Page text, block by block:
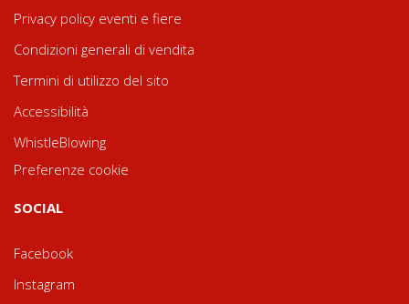
Privacy policy eventi e fiere
Condizioni generali di vendita
Termini di utilizzo del sito
Accessibilità
WhistleBlowing
Preferenze cookie
SOCIAL
Facebook
Instagram